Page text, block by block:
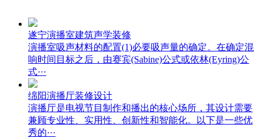
遂宁演播室建筑声学装修
演播室吸声材料的配置(1)必要吸声量的确定。在确定混
响时间目标之后，由赛宾(Sabine)公式或依林(Eyring)公
式···
绵阳演播厅装修设计
演播厅是电视节目制作和播出的核心场所，其设计需要
兼顾专业性、实用性、创新性和智能化。以下是一些优
秀的···